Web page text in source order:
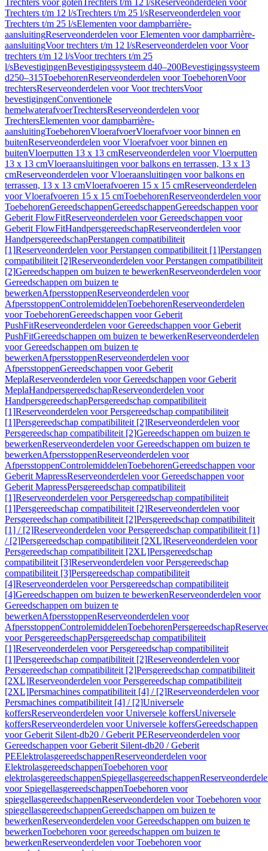
Trechters voor gotenTrechters t/m 12 l/sReserveonderdelen voor
Trechters t/m 12 l/sTrechters t/m 25 l/sReserveonderdelen voor
Trechters t/m 25 l/sElementen voor dampbarrière-
aansluitingReserveonderdelen voor Elementen voor dampbarrière-
aansluitingVoor trechters t/m 12 l/sReserveonderdelen voor Voor
trechters t/m 12 l/sVoor trechters t/m 25
l/sBevestigingenBevestigingssysteem d40–200Bevestigingssysteem
d250–315ToebehorenReserveonderdelen voor ToebehorenVoor
trechtersReserveonderdelen voor Voor trechtersVoor
bevestigingenConventionele
hemelwaterafvoerTrechtersReserveonderdelen voor
TrechtersElementen voor dampbarrière-
aansluitingToebehorenVloerafvoerVloerafvoer voor binnen en
buitenReserveonderdelen voor Vloerafvoer voor binnen en
buitenVloerputten 13 x 13 cmReserveonderdelen voor Vloerputten
13 x 13 cmVloeraansluitingen voor balkons en terrassen, 13 x 13
cmReserveonderdelen voor Vloeraansluitingen voor balkons en
terrassen, 13 x 13 cmVloerafvoeren 15 x 15 cmReserveonderdelen
voor Vloerafvoeren 15 x 15 cmToebehorenReserveonderdelen voor
ToebehorenGereedschappenGereedschappenGereedschappen voor
Geberit FlowFitReserveonderdelen voor Gereedschappen voor
Geberit FlowFitHandpersgereedschapReserveonderdelen voor
HandpersgereedschapPerstangen compatibiliteit
[1]Reserveonderdelen voor Perstangen compatibiliteit [1]Perstangen
compatibiliteit [2]Reserveonderdelen voor Perstangen compatibiliteit
[2]Gereedschappen om buizen te bewerkenReserveonderdelen voor
Gereedschappen om buizen te
bewerkenAfpersstoppenReserveonderdelen voor
AfpersstoppenControlemiddelenToebehorenReserveonderdelen
voor ToebehorenGereedschappen voor Geberit
PushFitReserveonderdelen voor Gereedschappen voor Geberit
PushFitGereedschappen om buizen te bewerkenReserveonderdelen
voor Gereedschappen om buizen te
bewerkenAfpersstoppenReserveonderdelen voor
AfpersstoppenGereedschappen voor Geberit
MeplaReserveonderdelen voor Gereedschappen voor Geberit
MeplaHandpersgereedschapReserveonderdelen voor
HandpersgereedschapPersgereedschap compatibiliteit
[1]Reserveonderdelen voor Persgereedschap compatibiliteit
[1]Persgereedschap compatibiliteit [2]Reserveonderdelen voor
Persgereedschap compatibiliteit [2]Gereedschappen om buizen te
bewerkenReserveonderdelen voor Gereedschappen om buizen te
bewerkenAfpersstoppenReserveonderdelen voor
AfpersstoppenControlemiddelenToebehorenGereedschappen voor
Geberit MapressReserveonderdelen voor Gereedschappen voor
Geberit MapressPersgereedschap compatibiliteit
[1]Reserveonderdelen voor Persgereedschap compatibiliteit
[1]Persgereedschap compatibiliteit [2]Reserveonderdelen voor
Persgereedschap compatibiliteit [2]Persgereedschap compatibiliteit
[1] / [2]Reserveonderdelen voor Persgereedschap compatibiliteit [1]
/ [2]Persgereedschap compatibiliteit [2XL]Reserveonderdelen voor
Persgereedschap compatibiliteit [2XL]Persgereedschap
compatibiliteit [3]Reserveonderdelen voor Persgereedschap
compatibiliteit [3]Persgereedschap compatibiliteit
[4]Reserveonderdelen voor Persgereedschap compatibiliteit
[4]Gereedschappen om buizen te bewerkenReserveonderdelen voor
Gereedschappen om buizen te
bewerkenAfpersstoppenReserveonderdelen voor
AfpersstoppenControlemiddelenToebehorenPersgereedschap
voor PersgereedschapPersgereedschap compatibiliteit
[1]Reserveonderdelen voor Persgereedschap compatibiliteit
[1]Persgereedschap compatibiliteit [2]Reserveonderdelen voor
Persgereedschap compatibiliteit [2]Persgereedschap compatibiliteit
[2XL]Reserveonderdelen voor Persgereedschap compatibiliteit
[2XL]Persmachines compatibiliteit [4] / [2]Reserveonderdelen voor
Persmachines compatibiliteit [4] / [2]Universele
koffersReserveonderdelen voor Universele koffersUniversele
koffersReserveonderdelen voor Universele koffersGereedschappen
voor Geberit Silent-db20 / Geberit PEReserveonderdelen voor
Gereedschappen voor Geberit Silent-db20 / Geberit
PEElektrolasgereedschappenReserveonderdelen voor
ElektrolasgereedschappenToebehoren voor
elektrolasgereedschappenSpiegellasgereedschappen
voor SpiegellasgereedschappenToebehoren voor
spiegellasgereedschappenReserveonderdelen voor Toebehoren voor
spiegellasgereedschappenGereedschappen om buizen te
bewerkenReserveonderdelen voor Gereedschappen om buizen te
bewerkenToebehoren voor gereedschappen om buizen te
bewerkenReserveonderdelen voor Toebehoren voor